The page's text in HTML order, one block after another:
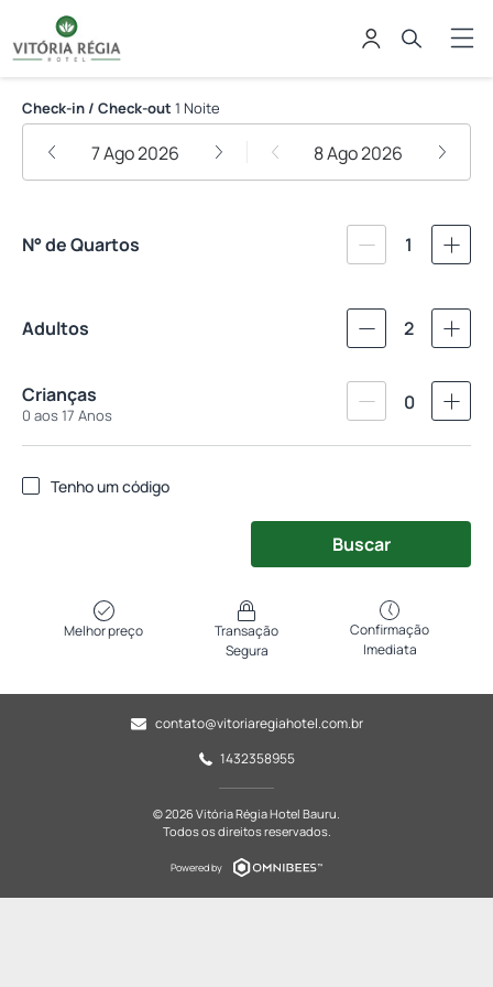
Vitória Régia Hotel Bauru
Check-in / Check-out 1 Noite
7 Ago 2026 8 Ago 2026
N° de Quartos 1
Adultos 2
Crianças
0 aos 17 Anos
0
Tenho um código
Buscar
Melhor preço
Transação
Segura
Confirmação
Imediata
contato@vitoriaregiahotel.com.br
1432358955
© 2026 Vitória Régia Hotel Bauru.
Todos os direitos reservados.
Powered by